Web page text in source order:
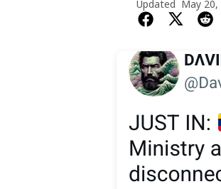
Updated May 20,